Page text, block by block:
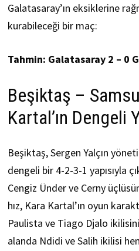
Galatasaray’ın eksiklerine
kurabileceği bir maç:
Tahmin: Galatasaray 2 – 0
Beşiktaş –
Kartal’ın Dengeli
Beşiktaş, Sergen Yalçın
dengeli bir 4-2-3-1 yapısıyla
Cengiz Ünder ve Cerny
hız, Kara Kartal’ın oyun
Paulista ve Tiago Djalo
alanda Ndidi ve Salih ikilisi